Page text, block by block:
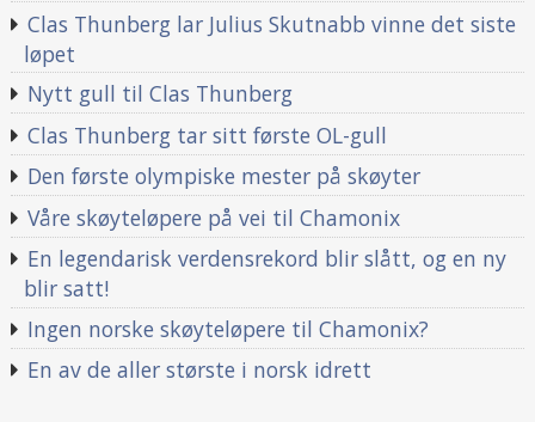
Clas Thunberg lar Julius Skutnabb vinne det siste
løpet
Nytt gull til Clas Thunberg
Clas Thunberg tar sitt første OL-gull
Den første olympiske mester på skøyter
Våre skøyteløpere på vei til Chamonix
En legendarisk verdensrekord blir slått, og en ny
blir satt!
Ingen norske skøyteløpere til Chamonix?
En av de aller største i norsk idrett